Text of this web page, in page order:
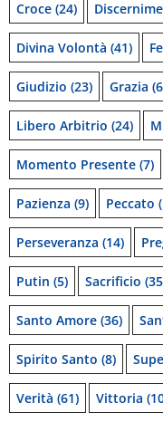
Croce (24)
Divina Volontà (41)
Giudizio (23) Grazia
Libero Arbitrio (24)
Momento Presente (7)
Pazienza (9) Peccato
Perseveranza (14)
Putin (5) Sacrificio
Santo Amore (36)
Spirito Santo (8)
Verità (61) Vittoria